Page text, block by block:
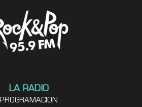
LA RADIO
PROGRAMACION